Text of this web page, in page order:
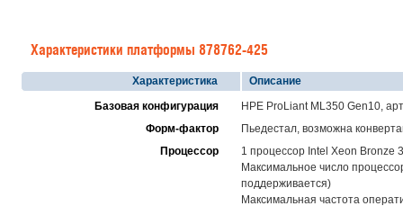
Характеристики платформы 878762-425
Характеристика
Описание
Базовая конфигурация
HPE ProLiant ML350 Gen10,
Форм-фактор
Пьедестал, возможна
Процессор
1 процессор Intel Xeon Bronze
Максимальное число
поддерживается)
Максимальная частота